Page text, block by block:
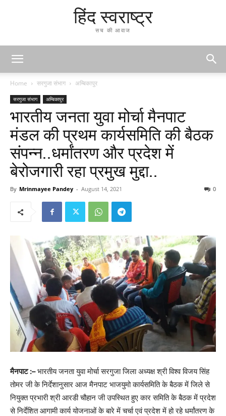
हिंद स्वराष्ट्र
सच की आवाज
Home सरगुजा संभाग अम्बिकापुर
सरगुजा संभाग अम्बिकापुर
भारतीय जनता युवा मोर्चा मैनपाट
मंडल की प्रथम कार्यसमिति की बैठक
संपन्न..धर्मांतरण और प्रदेश में
बेरोजगारी रहा प्रमुख मुद्दा..
By Mrinmayee Pandey - August 14, 2021 0
मैनपाट :–भारतीय जनता युवा मोर्चा सरगुजा जिला अध्यक्ष श्री विश्व विजय सिंह
तोमर जी के निर्देशानुसार आज मैनपाट भाजयुमो कार्यसमिति के बैठक में जिले से
नियुक्त प्रभारी श्री आरडी चौहान जी उपस्थित हुए कार समिति के बैठक में प्रदेश
से निर्देशित आगामी कार्य योजनाओं के बारे में चर्चा एवं प्रदेश में हो रहे धर्मांतरण के